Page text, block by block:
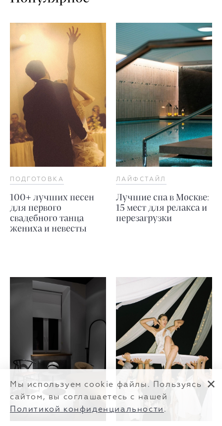
ПОДГОТОВКА
100+ лучших песен
для первого
свадебного танца
жениха и невесты
ЛАЙФСТАЙЛ
Лучшие спа в Москве:
15 мест для релакса и
перезагрузки
Мы используем cookie файлы. Пользуясь
сайтом, вы соглашаетесь с нашей
Политикой конфиденциальности .
✕